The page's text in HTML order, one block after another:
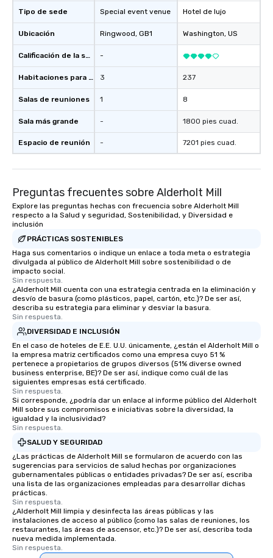
Tipo de sede
Ubicación
Calificación de la sede
Habitaciones para huéspedes
Salas de reuniones
Sala más grande
Espacio de reunión
Special event venue
Ringwood, GB1
-
3
1
-
-
Hotel de lujo
Washington, US
237
8
1800 pies cuad.
7201 pies cuad.
Preguntas frecuentes sobre Alderholt Mill
Explore las preguntas hechas con frecuencia sobre Alderholt Mill
respecto a la Salud y seguridad, Sostenibilidad, y Diversidad e
inclusión
PRÁCTICAS SOSTENIBLES
Haga sus comentarios o indique un enlace a toda meta o estrategia
divulgada al público de Alderholt Mill sobre sostenibilidad o de
impacto social.
Sin respuesta.
¿Alderholt Mill cuenta con una estrategia centrada en la eliminación y
desvío de basura (como plásticos, papel, cartón, etc.)? De ser así,
describa su estrategia para eliminar y desviar la basura.
Sin respuesta.
DIVERSIDAD E INCLUSIÓN
En el caso de hoteles de E.E. U.U. únicamente, ¿están el Alderholt Mill o
la empresa matriz certificados como una empresa cuyo 51 %
pertenece a propietarios de grupos diversos (51% diverse owned
business enterprise, BE)? De ser así, indique como cuál de las
siguientes empresas está certificado.
Sin respuesta.
Si corresponde, ¿podría dar un enlace al informe público del Alderholt
Mill sobre sus compromisos e iniciativas sobre la diversidad, la
igualdad y la inclusividad?
Sin respuesta.
SALUD Y SEGURIDAD
¿Las prácticas de Alderholt Mill se formularon de acuerdo con las
sugerencias para servicios de salud hechas por organizaciones
gubernamentales públicas o entidades privadas? De ser así, escriba
una lista de las organizaciones empleadas para desarrollar dichas
prácticas.
Sin respuesta.
¿Alderholt Mill limpia y desinfecta las áreas públicas y las
instalaciones de acceso al público (como las salas de reuniones, los
restaurantes, las áreas de ascensor, etc.)? De ser así, describa toda
nueva medida implementada.
Sin respuesta.